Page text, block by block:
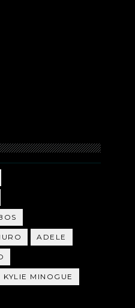
ADELE
KYLIE MINOGUE